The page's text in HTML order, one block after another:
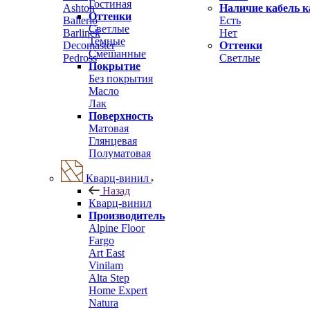
Ashton
Balterio
Barlinek
Decomaster
Pedross
Наличие кабель
Есть
Нет
Оттенки
Светлые
Гостиная
Оттенки
Светлые
Темные
Смешанные
Покрытие
Без покрытия
Масло
Лак
Поверхность
Матовая
Глянцевая
Полуматовая
Кварц-винил
Назад
Кварц-винил
Производитель
Alpine Floor
Fargo
Art East
Vinilam
Alta Step
Home Expert
Natura